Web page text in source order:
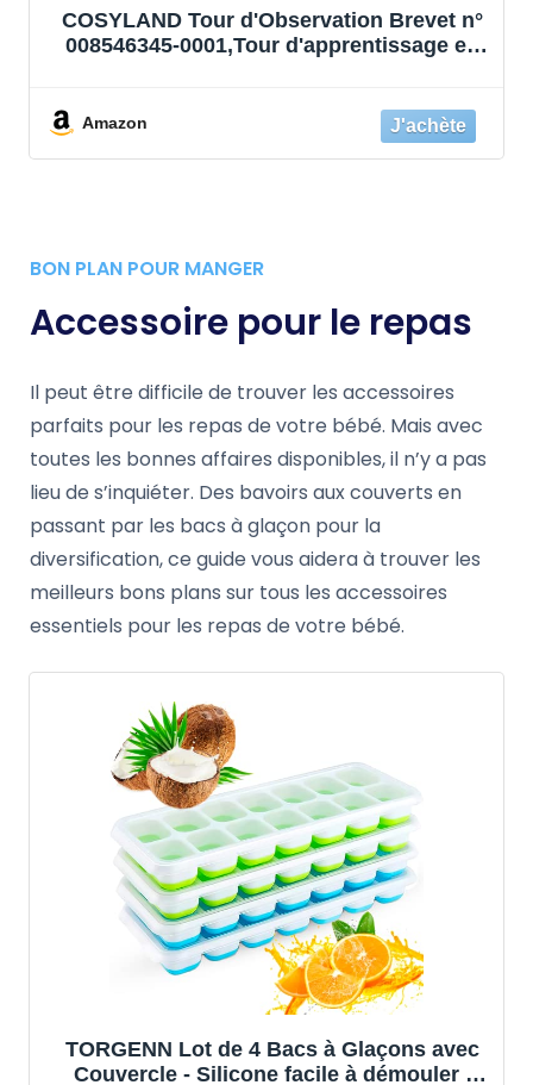
COSYLAND Tour d'Observation Brevet n°
008546345-0001,Tour d'apprentissage en
Cuisine-Salle de Bain, Couleur Naturelle
Amazon
BON PLAN POUR MANGER
Accessoire pour le repas
Il peut être difficile de trouver les accessoires
parfaits pour les repas de votre bébé. Mais avec
toutes les bonnes affaires disponibles, il n’y a pas
lieu de s’inquiéter. Des bavoirs aux couverts en
passant par les bacs à glaçon pour la
diversification, ce guide vous aidera à trouver les
meilleurs bons plans sur tous les accessoires
essentiels pour les repas de votre bébé.
TORGENN Lot de 4 Bacs à Glaçons avec
Couvercle - Silicone facile à démouler -